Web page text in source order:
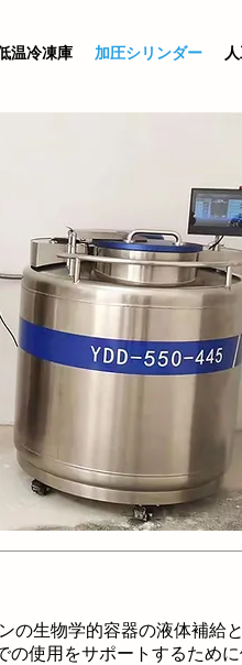
温冷凍庫 加圧シリンダー
生物学的容器の液体補給
使用をサポートするために